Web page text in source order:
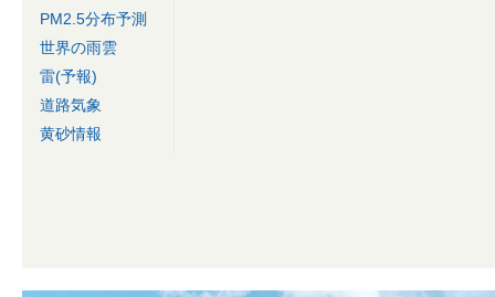
PM2.5分布予測
世界の雨雲
雷(予報)
道路気象
黄砂情報